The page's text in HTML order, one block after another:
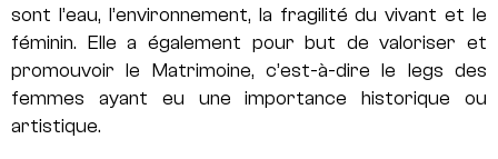
sont l’eau, l’environnement, la fragilité du vivant et le
féminin. Elle a également pour but de valoriser et
promouvoir le Matrimoine, c’est-à-dire le legs des
femmes ayant eu une importance historique ou
artistique.